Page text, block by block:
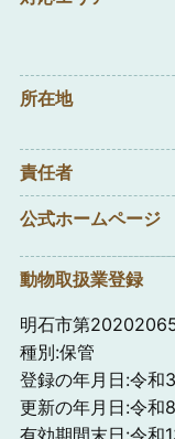
所在地
責任者
公式ホームページ
動物取扱業登録
明石市第
種別:保管
登録の年月日:令和
更新の年月日:令和